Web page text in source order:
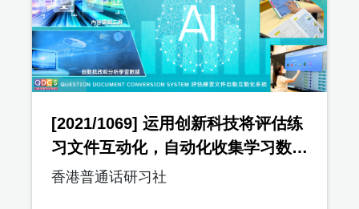
[2021/1069] 运用创新科技将评估练
习文件互动化，自动化收集学习数据
并生成分析 (QDCS)
香港普通话研习社